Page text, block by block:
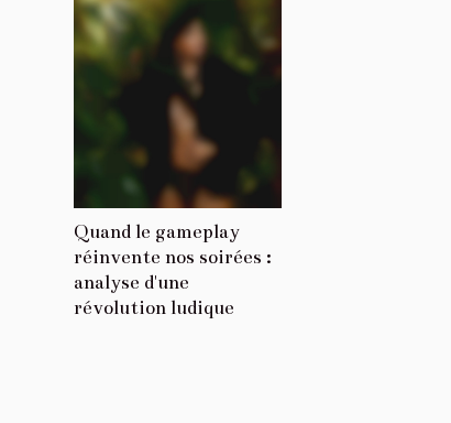
Quand le gameplay
réinvente nos soirées :
analyse d'une
révolution ludique